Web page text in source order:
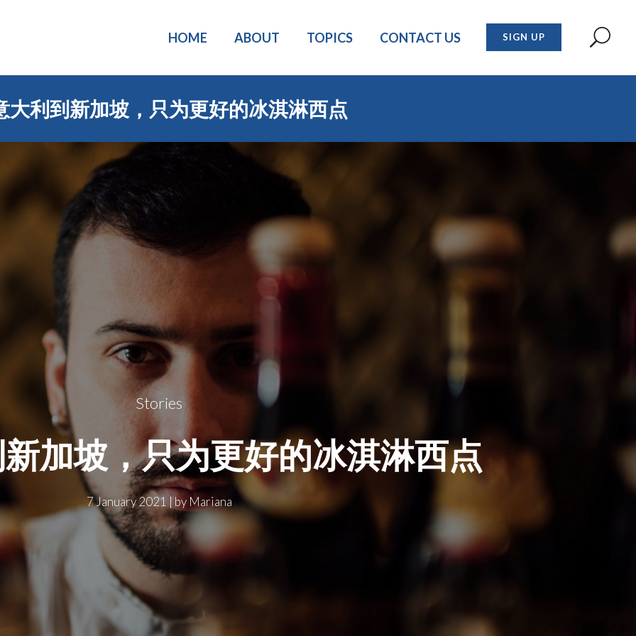
SIGN UP
HOME ABOUT TOPICS CONTACT US
大利到新加坡，只为更好的冰淇淋西点
Stories
加坡，只为更好的冰淇淋西点
7 January 2021| by Mariana